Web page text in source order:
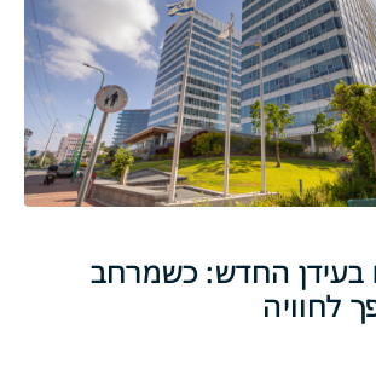
בעידן החדש: כשמרחב
לחוויה